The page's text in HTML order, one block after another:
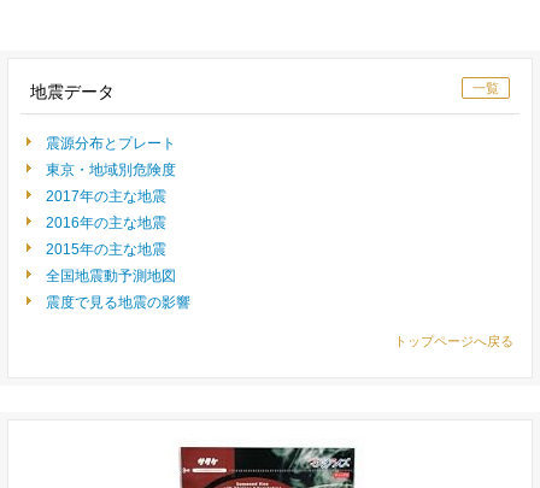
一覧
地震データ
震源分布とプレート
東京・地域別危険度
2017年の主な地震
2016年の主な地震
2015年の主な地震
全国地震動予測地図
震度で見る地震の影響
トップページへ戻る